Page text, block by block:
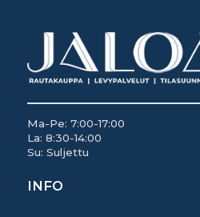
Ma-Pe: 7:00-17:00
La: 8:30-14:00
Su: Suljettu
INFO